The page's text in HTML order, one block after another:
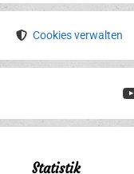
Cookies verwalten
Statistik